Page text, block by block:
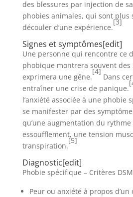
des blessures par injection de
phobies animales, qui sont plus
découler d’une expérience.
[3]
Signes et symptômes[edit]
Une personne qui rencontre ce
phobique montrera souvent des
exprimera une gêne.
[4]
Dans
entraîner une crise de panique.
l’anxiété associée à une phobie
se manifester par des
qu’une augmentation du
essoufflement, une tension
transpiration.
[5]
Diagnostic[edit]
Phobie spécifique – Critères
Peur ou anxiété à propos d’un